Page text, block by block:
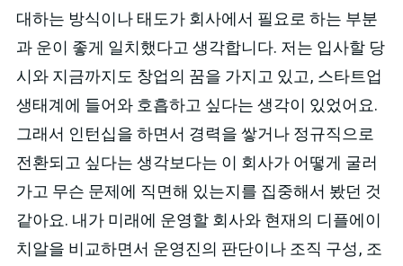
대하는 방식이나 태도가 회사에서 필요로 하는 부분
과 운이 좋게 일치했다고 생각합니다. 저는 입사할 당
시와 지금까지도 창업의 꿈을 가지고 있고, 스타트업
생태계에 들어와 호흡하고 싶다는 생각이 있었어요.
그래서 인턴십을 하면서 경력을 쌓거나 정규직으로
전환되고 싶다는 생각보다는 이 회사가 어떻게 굴러
가고 무슨 문제에 직면해 있는지를 집중해서 봤던 것
같아요. 내가 미래에 운영할 회사와 현재의 디플에이
치알을 비교하면서 운영진의 판단이나 조직 구성, 조